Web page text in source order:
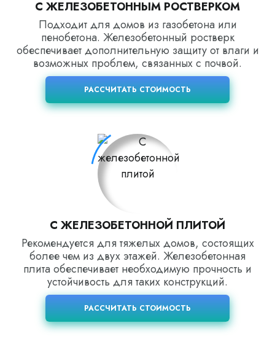
С ЖЕЛЕЗОБЕТОННЫМ РОСТВЕРКОМ
Подходит для домов из газобетона или
пенобетона. Железобетонный ростверк
обеспечивает дополнительную защиту от влаги и
возможных проблем, связанных с почвой.
РАССЧИТАТЬ СТОИМОСТЬ
С ЖЕЛЕЗОБЕТОННОЙ ПЛИТОЙ
Рекомендуется для тяжелых домов, состоящих
более чем из двух этажей. Железобетонная
плита обеспечивает необходимую прочность и
устойчивость для таких конструкций.
РАССЧИТАТЬ СТОИМОСТЬ